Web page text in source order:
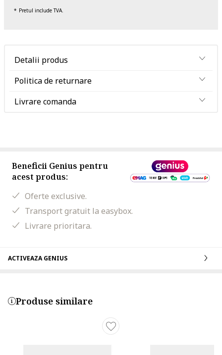
Pretul include TVA.
Detalii produs
Politica de returnare
Livrare comanda
Beneficii Genius pentru
acest produs:
Oferte exclusive.
Transport gratuit la easybox.
Livrare prioritara.
ACTIVEAZA GENIUS
Produse similare